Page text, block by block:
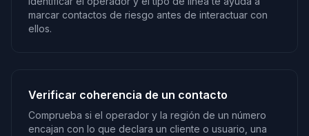
marcar contactos de riesgo antes de interactuar con
ellos.
Verificar coherencia de un contacto
Comprueba si el operador y la región de un número
encajan con lo que declara un cliente o usuario, una